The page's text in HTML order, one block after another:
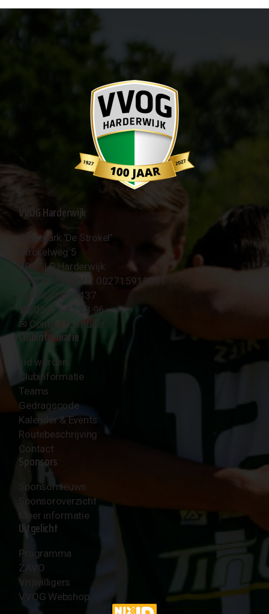
VVOG Harderwijk
Sportpark 'De Strokel'
Strokelweg 5
3847 LR Harderwijk
BTW Nummer NL 002715910B01
KvK Nr 40094437
☎︎ 0341 - 41 28 96
✉︎ Contactformulier
Clubinformatie
Lid worden
Clubinformatie
Teams
Gedragscode
Kalender & Events
Routebeschrijving
Contact
Sponsors
Sponsornieuws
Sponsoroverzicht
Meer informatie
Uitgelicht
Programma
ZAVO
Vrijwilligers
VVOG Webshop